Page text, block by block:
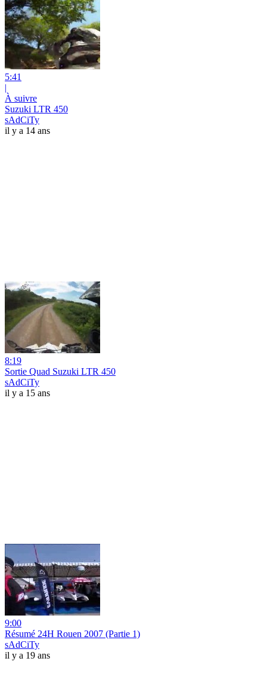
5:41
|
À suivre
Suzuki LTR 450
sAdCiTy
il y a 14 ans
8:19
Sortie Quad Suzuki LTR 450
sAdCiTy
il y a 15 ans
9:00
Résumé 24H Rouen 2007 (Partie 1)
sAdCiTy
il y a 19 ans